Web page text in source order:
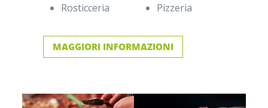
Rosticceria
Pizzeria
MAGGIORI INFORMAZIONI